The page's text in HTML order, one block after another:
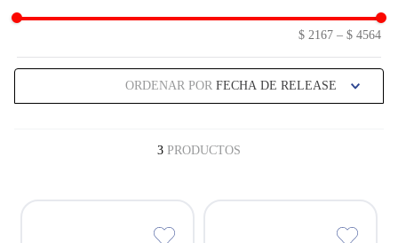
ORDENAR POR FECHA DE RELEASE
$ 2167 – $ 4564
3 PRODUCTOS